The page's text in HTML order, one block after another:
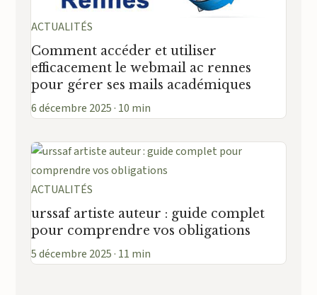
ACTUALITÉS
Comment accéder et utiliser
efficacement le webmail ac rennes
pour gérer ses mails académiques
6 décembre 2025 · 10 min
ACTUALITÉS
urssaf artiste auteur : guide complet
pour comprendre vos obligations
5 décembre 2025 · 11 min